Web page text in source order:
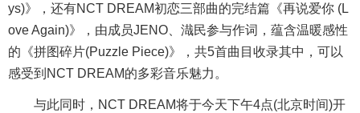
ys)》，还有NCT DREAM初恋三部曲的完结篇《再说爱你 (L
ove Again)》，由成员JENO、渽民参与作词，蕴含温暖感性
的《拼图碎片(Puzzle Piece)》，共5首曲目收录其中，可以
感受到NCT DREAM的多彩音乐魅力。
与此同时，NCT DREAM将于今天下午4点(北京时间)开